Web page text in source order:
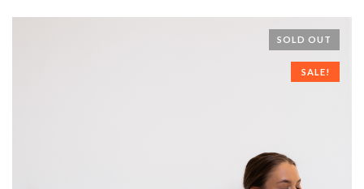
SOLD OUT
SALE!